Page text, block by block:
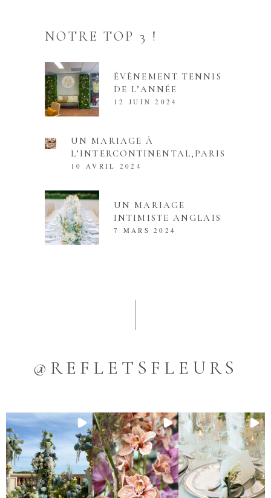
NOTRE TOP 3 !
ÉVÈNEMENT TENNIS
DE L’ANNÉE
12 JUIN 2024
UN MARIAGE À
L’INTERCONTINENTAL,PARIS
10 AVRIL 2024
UN MARIAGE
INTIMISTE ANGLAIS
7 MARS 2024
@REFLETSFLEURS